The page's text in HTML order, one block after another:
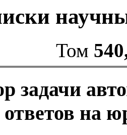
Том
задачи
ответов на